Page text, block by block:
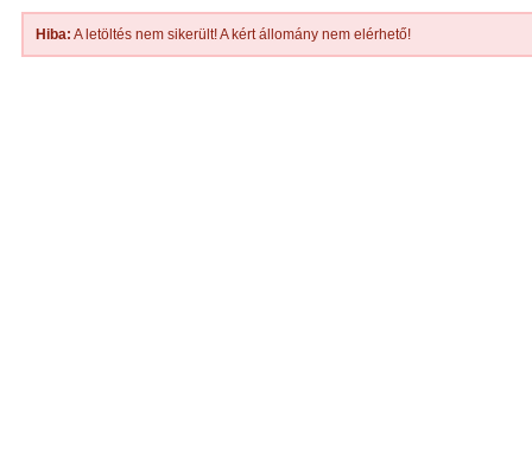
Hiba: A letöltés nem sikerült! A kért állomány nem elérhető!